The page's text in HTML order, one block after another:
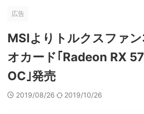
広告
MSIよりトルクスファ
オカード｢Radeon RX
OC｣発売
2019/08/26 2019/10/26